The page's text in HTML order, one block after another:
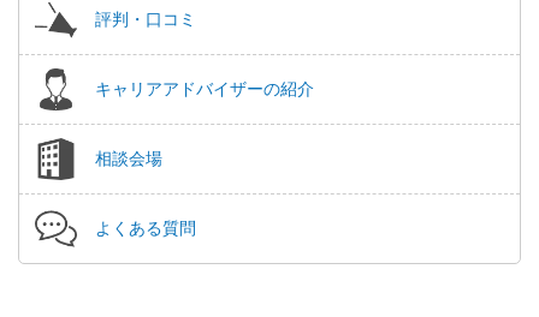
評判・口コミ
キャリアアドバイザーの紹介
相談会場
よくある質問